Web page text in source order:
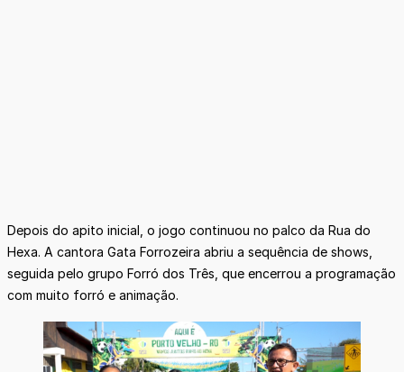
Depois do apito inicial, o jogo continuou no palco da Rua do
Hexa. A cantora Gata Forrozeira abriu a sequência de shows,
seguida pelo grupo Forró dos Três, que encerrou a programação
com muito forró e animação.